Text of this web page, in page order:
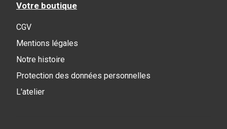
Votre boutique
CGV
Mentions légales
Notre histoire
Protection des données personnelles
L'atelier